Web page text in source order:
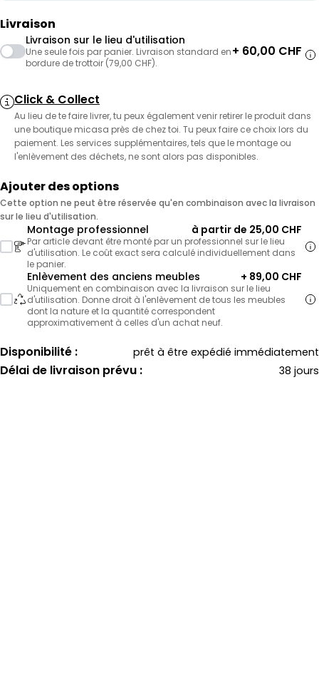
Livraison
Livraison sur le lieu d'utilisation
Une seule fois par panier. Livraison standard en
bordure de trottoir (79,00 CHF).
+ 60,00 CHF
Click & Collect
Au lieu de te faire livrer, tu peux également venir retirer le produit dans
une boutique micasa près de chez toi. Tu peux faire ce choix lors du
paiement. Les services supplémentaires, tels que le montage ou
l'enlèvement des déchets, ne sont alors pas disponibles.
Ajouter des options
Cette option ne peut être réservée qu'en combinaison avec la livraison
sur le lieu d'utilisation.
Montage professionnel à partir de 25,00 CHF
Par article devant être monté par un professionnel sur le lieu
d'utilisation. Le coût exact sera calculé individuellement dans
le panier.
Enlèvement des anciens meubles + 89,00 CHF
Uniquement en combinaison avec la livraison sur le lieu
d'utilisation. Donne droit à l'enlèvement de tous les meubles
dont la nature et la quantité correspondent
approximativement à celles d'un achat neuf.
Disponibilité : prêt à être expédié immédiatement
Délai de livraison prévu : 38 jours